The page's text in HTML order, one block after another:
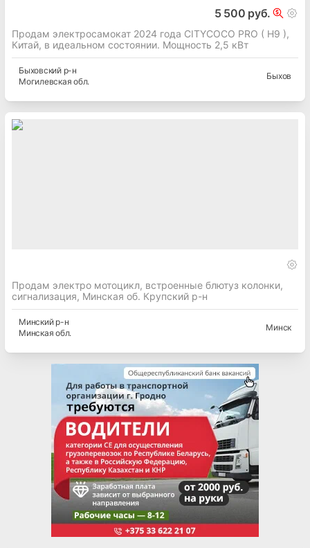
5 500 руб.
Продам электросамокат 2024 года CITYCOCO PRO ( H9 ),
Китай, в идеальном состоянии. Мощность 2,5 кВт
Быховскийр-н
Могилевская обл.
Быхов
Продам электро мотоцикл, встроенные блютуз колонки,
сигнализация, Минская об. Крупский р-н
Минскийр-н
Минская обл.
Минск